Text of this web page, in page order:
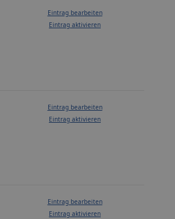
Eintrag bearbeiten
Eintrag aktivieren
Eintrag bearbeiten
Eintrag aktivieren
Eintrag bearbeiten
Eintrag aktivieren